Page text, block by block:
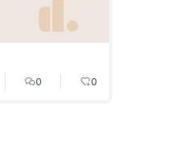
0 0